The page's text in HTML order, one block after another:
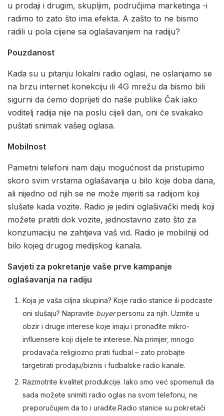
u prodaji i drugim, skupljim, područjima marketinga -i
radimo to zato što ima efekta. A zašto to ne bismo
radili u pola cijene sa oglašavanjem na radiju?
Pouzdanost
Kada su u pitanju lokalni radio oglasi, ne oslanjamo se
na brzu internet konekciju ili 4G mrežu da bismo bili
sigurni da ćemo doprijeti do naše publike Čak iako
voditelj radija nije na poslu cijeli dan, oni će svakako
puštati snimak vašeg oglasa.
Mobilnost
Pametni telefoni nam daju mogućnost da pristupimo
skoro svim vrstama oglašavanja u bilo koje doba dana,
ali nijedno od njih se ne može mjeriti sa radijom koji
slušate kada vozite. Radio je jedini oglašivački medij koji
možete pratiti dok vozite, jednostavno zato što za
konzumaciju ne zahtjeva vaš vid. Radio je mobilniji od
bilo kojeg drugog medijskog kanala.
Savjeti za pokretanje vaše prve kampanje
oglašavanja na radiju
Koja je vaša ciljna skupina? Koje radio stanice ili podcaste
oni slušaju? Napravite buyerpersonu za njih. Uzmite u
obzir i druge interese koje imaju i pronađite mikro-
influensere koji dijele te interese. Na primjer, mnogo
prodavača religiozno prati fudbal – zato probajte
targetirati prodaju/biznis i fudbalske radio kanale.
Razmotrite kvalitet produkcije. Iako smo već spomenuli da
sada možete snimiti radio oglas na svom telefonu, ne
preporučujem da to i uradite.Radio stanice su pokretači